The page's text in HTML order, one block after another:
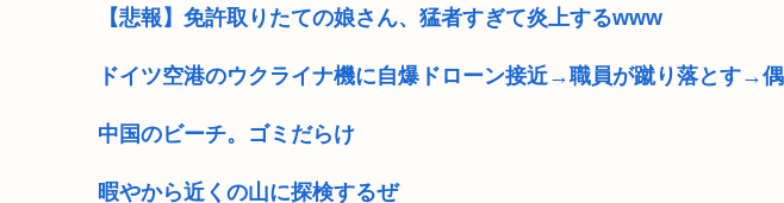
【悲報】免許取りたての娘さん、猛者すぎて炎上するwww
ドイツ空港のウクライナ機に自爆ドローン接近→職員が蹴り落とす→
中国のビーチ。ゴミだらけ
暇やから近くの山に探検するぜ